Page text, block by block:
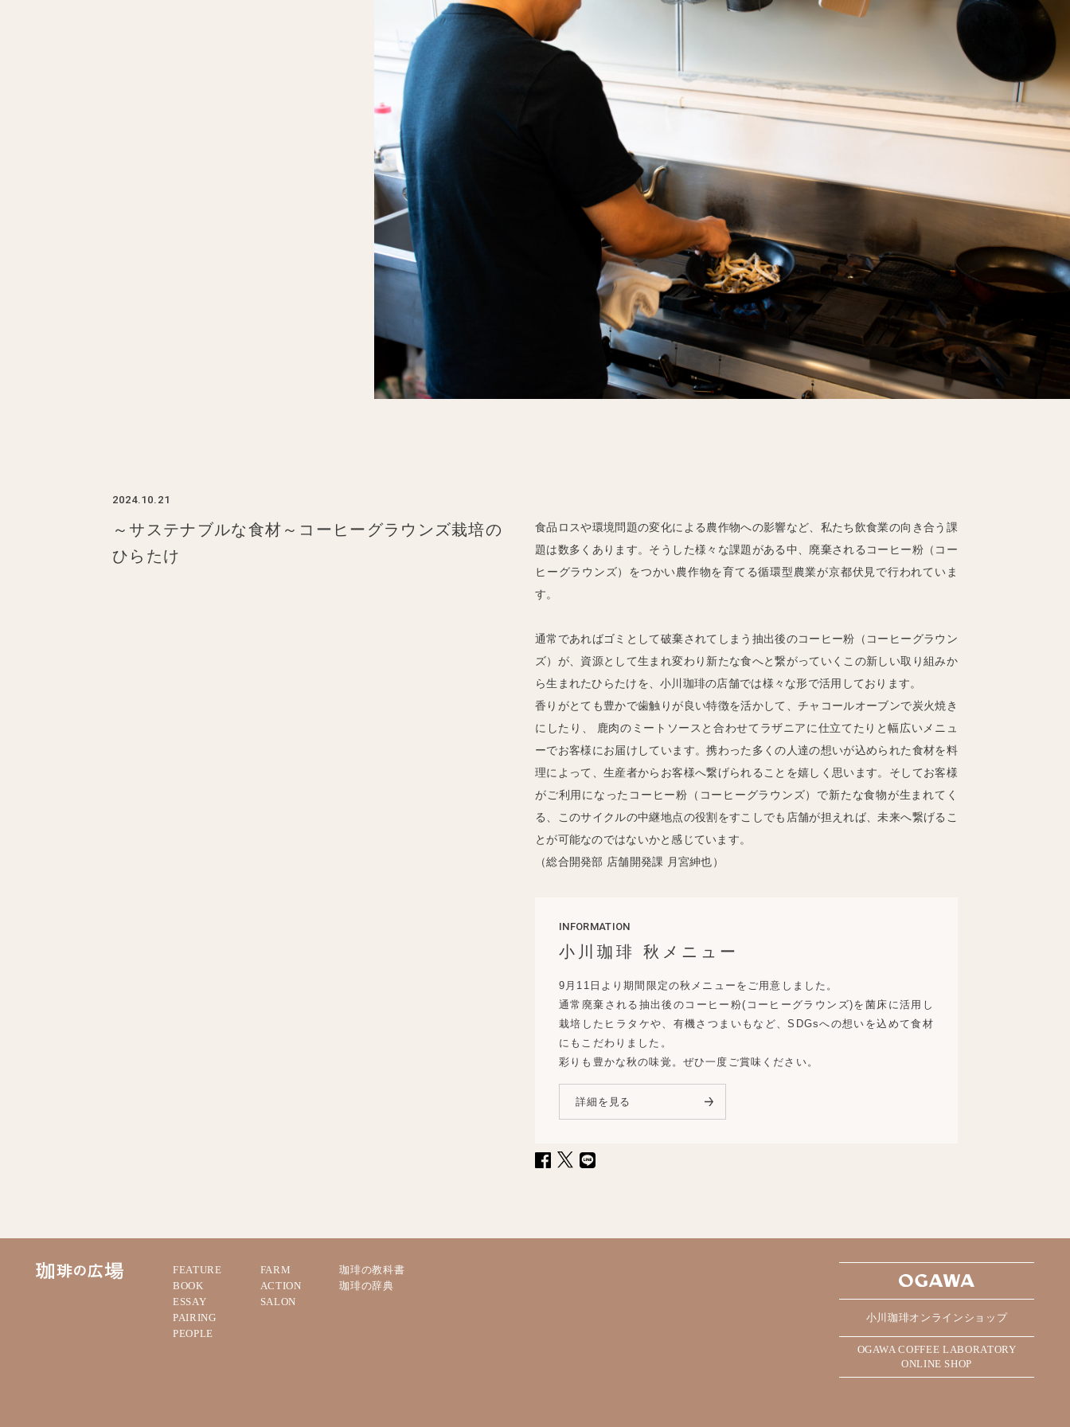
2024.10.21
～サステナブルな食材～コーヒーグラウンズ栽培の
ひらたけ
食品ロスや環境問題の変化による農作物への影響など、私たち飲食業の向き合う課
題は数多くあります。そうした様々な課題がある中、廃棄されるコーヒー粉（コー
ヒーグラウンズ）をつかい農作物を育てる循環型農業が京都伏見で行われていま
す。
通常であればゴミとして破棄されてしまう抽出後のコーヒー粉（コーヒーグラウン
ズ）が、資源として生まれ変わり新たな食へと繋がっていくこの新しい取り組みか
ら生まれたひらたけを、小川珈琲の店舗では様々な形で活用しております。
香りがとても豊かで歯触りが良い特徴を活かして、チャコールオーブンで炭火焼き
にしたり、 鹿肉のミートソースと合わせてラザニアに仕立てたりと幅広いメニュ
ーでお客様にお届けしています。携わった多くの人達の想いが込められた食材を料
理によって、生産者からお客様へ繋げられることを嬉しく思います。そしてお客様
がご利用になったコーヒー粉（コーヒーグラウンズ）で新たな食物が生まれてく
る、このサイクルの中継地点の役割をすこしでも店舗が担えれば、未来へ繋げるこ
とが可能なのではないかと感じています。
（総合開発部 店舗開発課 月宮紳也）
INFORMATION
小川珈琲 秋メニュー
9月11日より期間限定の秋メニューをご用意しました。
通常廃棄される抽出後のコーヒー粉(コーヒーグラウンズ)を菌床に活用し
栽培したヒラタケや、有機さつまいもなど、SDGsへの想いを込めて食材
にもこだわりました。
彩りも豊かな秋の味覚。ぜひ一度ご賞味ください。
詳細を見る
FEATURE
BOOK
ESSAY
PAIRING
PEOPLE
FARM
ACTION
SALON
珈琲の教科書
珈琲の辞典
小川珈琲オンラインショップ
OGAWA COFFEE LABORATORY
ONLINE SHOP